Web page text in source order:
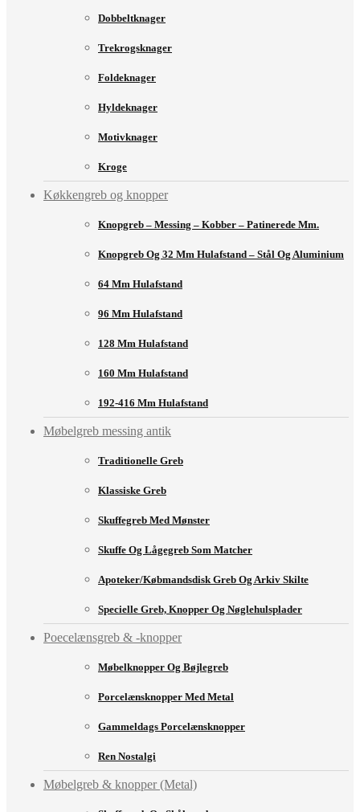
Dobbeltknager
Trekrogsknager
Foldeknager
Hyldeknager
Motivknager
Kroge
Køkkengreb og knopper
Knopgreb – Messing – Kobber – Patinerede Mm.
Knopgreb Og 32 Mm Hulafstand – Stål Og Aluminium
64 Mm Hulafstand
96 Mm Hulafstand
128 Mm Hulafstand
160 Mm Hulafstand
192-416 Mm Hulafstand
Møbelgreb messing antik
Traditionelle Greb
Klassiske Greb
Skuffegreb Med Mønster
Skuffe Og Lågegreb Som Matcher
Apoteker/købmandsdisk Greb Og Arkiv Skilte
Specielle Greb, Knopper Og Nøglehulsplader
Poecelænsgreb & -knopper
Møbelknopper Og Bøjlegreb
Porcelænsknopper Med Metal
Gammeldags Porcelænsknopper
Ren Nostalgi
Møbelgreb & knopper (Metal)